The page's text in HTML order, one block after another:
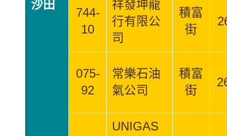
沙田
744-
10
祥發坤龍
行有限公
司
積富
街
075-
92
常樂石油
氣公司
積富
街
UNIGAS